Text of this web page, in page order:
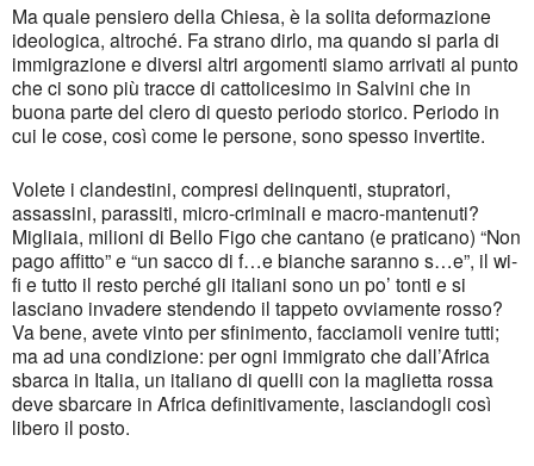
Ma quale pensiero della Chiesa, è la solita deformazione
ideologica, altroché. Fa strano dirlo, ma quando si parla di
immigrazione e diversi altri argomenti siamo arrivati al punto
che ci sono più tracce di cattolicesimo in Salvini che in
buona parte del clero di questo periodo storico. Periodo in
cui le cose, così come le persone, sono spesso invertite.
Volete i clandestini, compresi delinquenti, stupratori,
assassini, parassiti, micro-criminali e macro-mantenuti?
Migliaia, milioni di Bello Figo che cantano (e praticano) “Non
pago affitto” e “un sacco di f…e bianche saranno s…e”, il wi-
fi e tutto il resto perché gli italiani sono un po’ tonti e si
lasciano invadere stendendo il tappeto ovviamente rosso?
Va bene, avete vinto per sfinimento, facciamoli venire tutti;
ma ad una condizione: per ogni immigrato che dall’Africa
sbarca in Italia, un italiano di quelli con la maglietta rossa
deve sbarcare in Africa definitivamente, lasciandogli così
libero il posto.